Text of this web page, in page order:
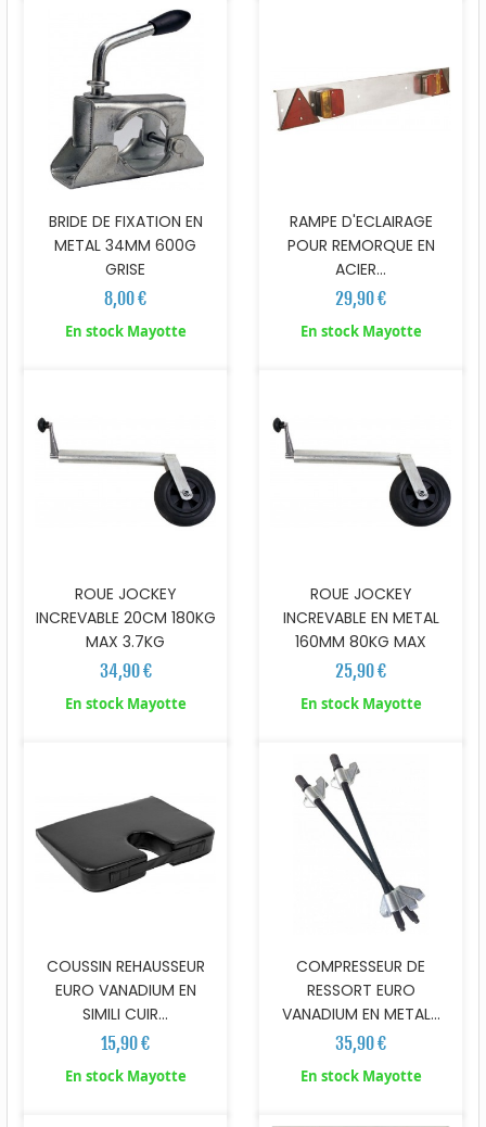
BRIDE DE FIXATION EN
METAL 34MM 600G
GRISE
8,00 €
En stock Mayotte
RAMPE D'ECLAIRAGE
POUR REMORQUE EN
ACIER...
29,90 €
En stock Mayotte
ROUE JOCKEY
INCREVABLE 20CM 180KG
MAX 3.7KG
34,90 €
En stock Mayotte
ROUE JOCKEY
INCREVABLE EN METAL
160MM 80KG MAX
25,90 €
En stock Mayotte
COUSSIN REHAUSSEUR
EURO VANADIUM EN
SIMILI CUIR...
15,90 €
En stock Mayotte
COMPRESSEUR DE
RESSORT EURO
VANADIUM EN METAL...
35,90 €
En stock Mayotte